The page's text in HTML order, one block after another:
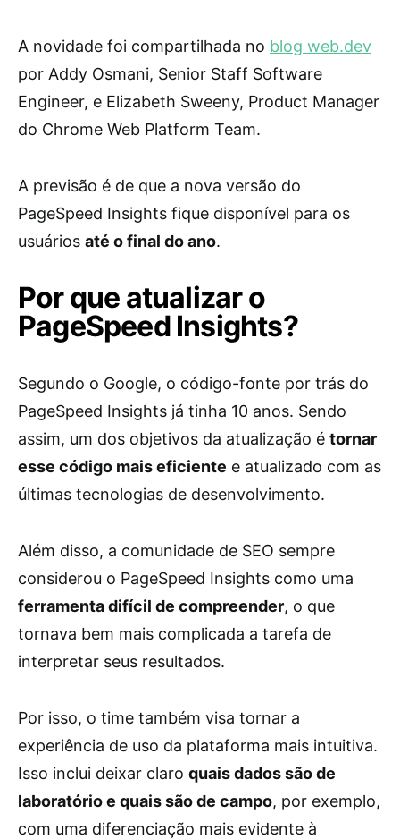
A novidade foi compartilhada no blog web.dev
por Addy Osmani, Senior Staff Software
Engineer, e Elizabeth Sweeny, Product Manager
do Chrome Web Platform Team.
A previsão é de que a nova versão do
PageSpeed Insights fique disponível para os
usuários até o final do ano.
Por que atualizar o
PageSpeed Insights?
Segundo o Google, o código-fonte por trás do
PageSpeed Insights já tinha 10 anos. Sendo
assim, um dos objetivos da atualização é tornar
esse código mais eficiente e atualizado com as
últimas tecnologias de desenvolvimento.
Além disso, a comunidade de SEO sempre
considerou o PageSpeed Insights como uma
ferramenta difícil de compreender, o que
tornava bem mais complicada a tarefa de
interpretar seus resultados.
Por isso, o time também visa tornar a
experiência de uso da plataforma mais intuitiva.
Isso inclui deixar claro quais dados são de
laboratório e quais são de campo, por exemplo,
com uma diferenciação mais evidente à